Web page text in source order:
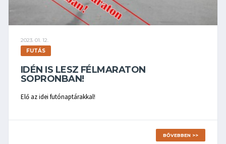
2023. 01. 12.
FUTÁS
IDÉN IS LESZ FÉLMARATON
SOPRONBAN!
Elő az idei futónaptárakkal!
BŐVEBBEN >>